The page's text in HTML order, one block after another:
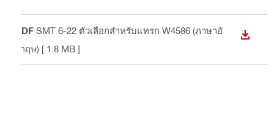
PDF SMT 6-22 ตัวเลือกสำหรับแทรก W4586 (ภาษาอั
งกฤษ) [ 1.8 MB ]